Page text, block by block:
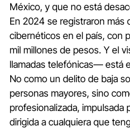
México, y que no está
En 2024 se registraron más
cibernéticos en el país, con
mil millones de pesos. Y el
llamadas telefónicas— está
No como un delito de baja
personas mayores, sino
profesionalizada, impulsada
dirigida a cualquiera que